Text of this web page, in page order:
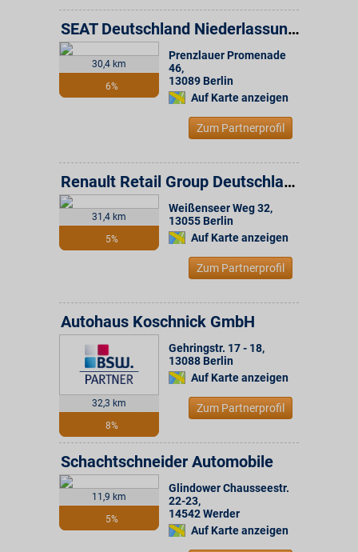
30,4 km
6%
SEAT Deutschland Niederlassung GmbH
Prenzlauer Promenade
46,
13089 Berlin
Auf Karte anzeigen
Zum Partnerprofil
31,4 km
5%
Renault Retail Group Deutschland Niederlassung Berlin-Fennpfuhl
Weißenseer Weg 32,
13055 Berlin
Auf Karte anzeigen
Zum Partnerprofil
32,3 km
8%
Autohaus Koschnick GmbH
Gehringstr. 17 - 18,
13088 Berlin
Auf Karte anzeigen
Zum Partnerprofil
11,9 km
5%
Schachtschneider Automobile
Glindower Chausseestr.
22-23,
14542Werder
Auf Karte anzeigen